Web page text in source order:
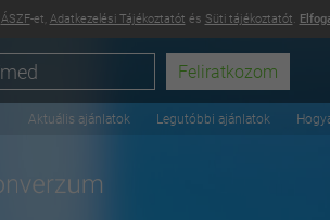
ÁSZF-et, Adatkezelési Tájékoztatót és Süti tájékoztatót.
Aktuális ajánlatok Legutóbbi ajánlatok